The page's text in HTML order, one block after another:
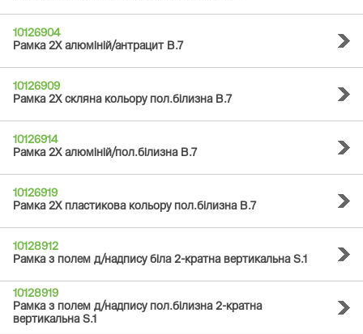
10126904
Рамка 2Х алюміній/антрацит B.7
10126909
Рамка 2Х скляна кольору пол.білизна B.7
10126914
Рамка 2Х алюміній/пол.білизна B.7
10126919
Рамка 2Х пластикова кольору пол.білизна B.7
10128912
Рамка з полем д/надпису біла 2-кратна вертикальна S.1
10128919
Рамка з полем д/надпису пол.білизна 2-кратна
вертикальна S.1